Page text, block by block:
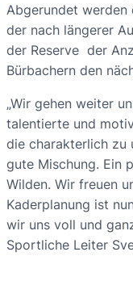
Abgerundet werden
der nach längerer
der Reserve der
Bürbachern den
„Wir gehen weiter
talentierte und
die charakterlich zu
gute Mischung. Ein
Wilden. Wir freuen
Kaderplanung ist
wir uns voll und
Sportliche Leiter